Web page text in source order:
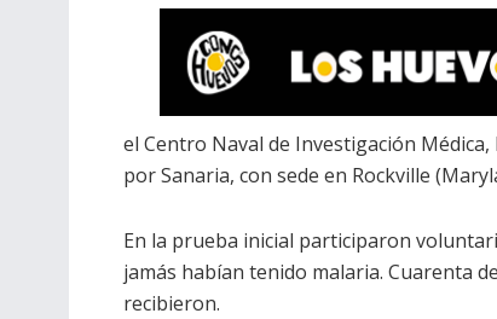
el Centro Naval de Investigación
por Sanaria, con sede en Rockville
En la prueba inicial participaron
jamás habían tenido malaria. Cuarenta
recibieron.